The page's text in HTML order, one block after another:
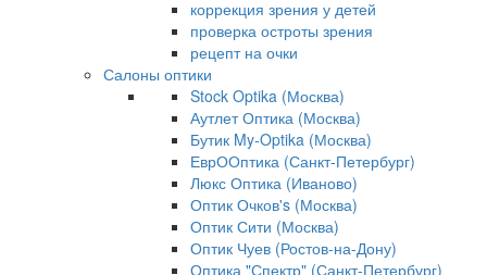
коррекция зрения у детей
проверка остроты зрения
рецепт на очки
Салоны оптики
Stock Optika (Москва)
Аутлет Оптика (Москва)
Бутик My-Optika (Москва)
ЕврООптика (Санкт-Петербург)
Люкс Оптика (Иваново)
Оптик Очков's (Москва)
Оптик Сити (Москва)
Оптик Чуев (Ростов-на-Дону)
Оптика "Спектр" (Санкт-Петербург)